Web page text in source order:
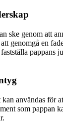
ske genom att
genomgå en
pappans
användas för
som pappan